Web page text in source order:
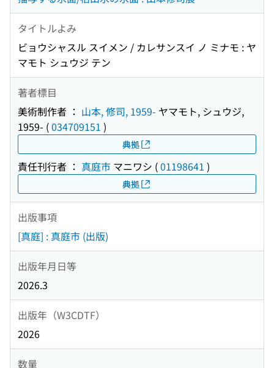
タイトルよみ
ビョウシャスル スイメン / カレサンスイ ノ ミナモ : ヤ
マモト シュウジ テン
著者標目
美術制作者 ： 山本, 修司, 1959- ヤマモト, シュウジ,
1959- (034709151 )
典拠
責任刊行者 ： 真庭市 マニワシ (01198641 )
典拠
出版事項
[真庭] : 真庭市 (出版)
出版年月日等
2026.3
出版年（W3CDTF）
2026
数量